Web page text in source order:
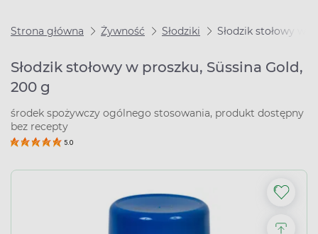
Strona główna Żywność Słodziki Słodzik stołowy w
Słodzik stołowy w proszku, Süssina Gold,
200 g
środek spożywczy ogólnego stosowania, produkt dostępny
bez recepty
5.0